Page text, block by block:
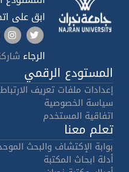
ابق على
الرجاء
المستودع الرقمي
إعدادات ملفات تعريف الارتباط
سياسة الخصوصية
اتفاقية المستخدم
تعلم معنا
بوابة الإكتشاف والبحث
أدلة ابحاث المكتبة